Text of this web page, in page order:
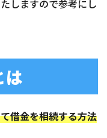
しますので参考にし
は
借金を相続する方法